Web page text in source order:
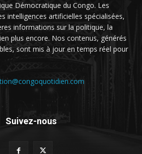
Démocratique du Congo. Les
intelligences artificielles spécialisées,
informations sur la politique, la
plus encore. Nos contenus, générés
sont mis à jour en temps réel pour
Suivez-nous